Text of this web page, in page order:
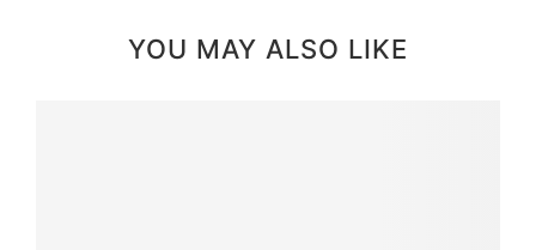
YOU MAY ALSO LIKE